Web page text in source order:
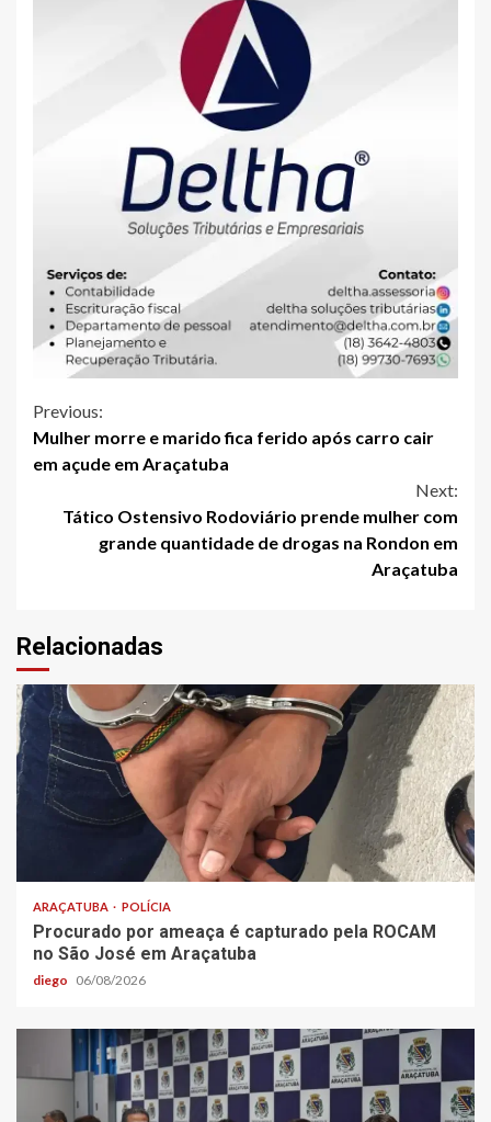
Continue
Reading
Previous:
Mulher morre e marido fica ferido após carro cair
em açude em Araçatuba
Next:
Tático Ostensivo Rodoviário prende mulher com
grande quantidade de drogas na Rondon em
Araçatuba
Relacionadas
ARAÇATUBA POLÍCIA
Procurado por ameaça é capturado pela ROCAM
no São José em Araçatuba
diego 06/08/2026